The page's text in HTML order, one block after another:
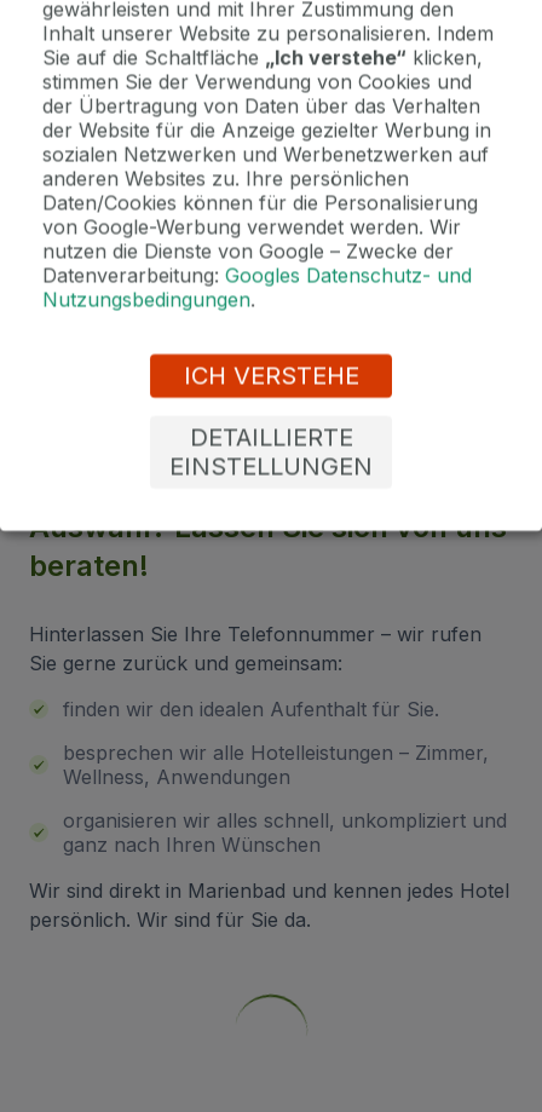
Als Geschenk kaufen
Machen Sie Freude mit einem Geschenkvoucher
Jetzt bezahlen Sie gar nichts.
Die Zahlungsmodalitäten erhalten Sie zusammen mit dem Angebot
per E-Mail.
2 Gründe, bei uns zu buchen
Bonusen zu jeder Reservierung!
Auswahl? Lassen Sie sich von uns
beraten!
Hinterlassen Sie Ihre Telefonnummer – wir rufen
Sie gerne zurück und gemeinsam:
finden wir den idealen Aufenthalt für Sie.
besprechen wir alle Hotelleistungen – Zimmer,
Wellness, Anwendungen
organisieren wir alles schnell, unkompliziert und
ganz nach Ihren Wünschen
Wir sind direkt in Marienbad und kennen jedes Hotel
persönlich. Wir sind für Sie da.
gewährleisten und mit Ihrer Zustimmung den
Inhalt unserer Website zu personalisieren. Indem
Sie auf die Schaltfläche „Ich verstehe“ klicken,
stimmen Sie der Verwendung von Cookies und
der Übertragung von Daten über das Verhalten
der Website für die Anzeige gezielter Werbung in
sozialen Netzwerken und Werbenetzwerken auf
anderen Websites zu. Ihre persönlichen
Daten/Cookies können für die Personalisierung
von Google-Werbung verwendet werden. Wir
nutzen die Dienste von Google – Zwecke der
Datenverarbeitung: Googles Datenschutz- und
Nutzungsbedingungen.
DETAILLIERTE
EINSTELLUNGEN
ICH VERSTEHE